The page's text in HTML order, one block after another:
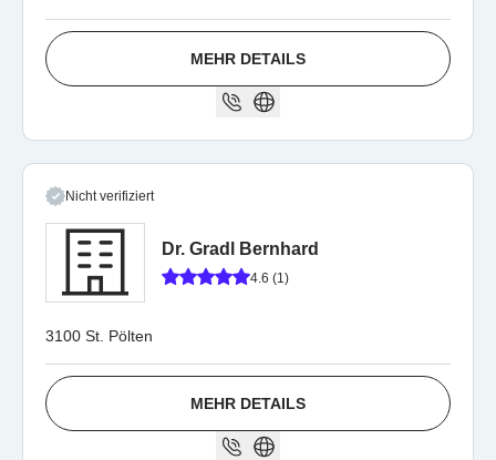
MEHR DETAILS
Nicht verifiziert
Dr. Gradl Bernhard
4.6 (1)
3100 St. Pölten
MEHR DETAILS